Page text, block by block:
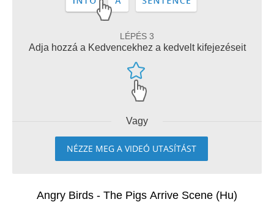
LÉPÉS 3
Adja hozzá a Kedvencekhez a kedvelt kifejezéseit
Vagy
NÉZZE MEG A VIDEÓ UTASÍTÁST
Angry Birds - The Pigs Arrive Scene (Hu)